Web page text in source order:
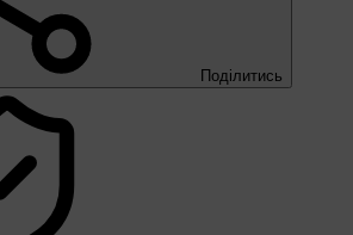
Поділитись